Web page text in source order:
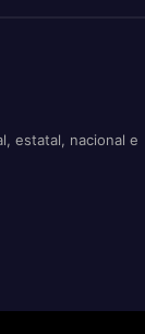
estatal, nacional e